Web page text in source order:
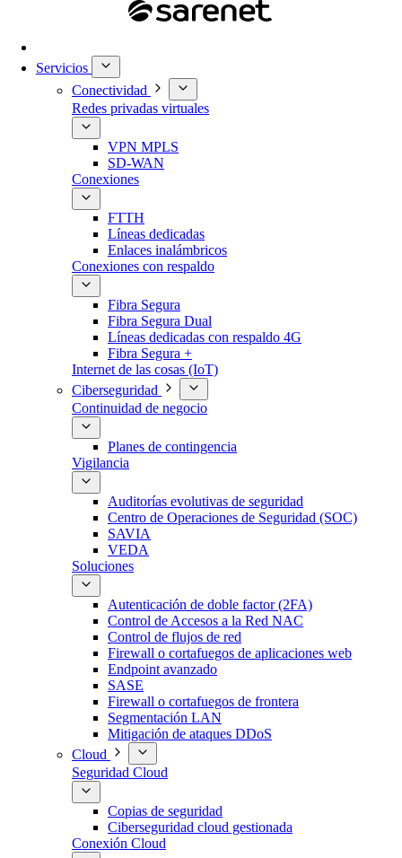
Servicios
Conectividad
Redes privadas virtuales
VPN MPLS
SD-WAN
Conexiones
FTTH
Líneas dedicadas
Enlaces inalámbricos
Conexiones con respaldo
Fibra Segura
Fibra Segura Dual
Líneas dedicadas con respaldo 4G
Fibra Segura +
Internet de las cosas (IoT)
Ciberseguridad
Continuidad de negocio
Planes de contingencia
Vigilancia
Auditorías evolutivas de seguridad
Centro de Operaciones de Seguridad (SOC)
SAVIA
VEDA
Soluciones
Autenticación de doble factor (2FA)
Control de Accesos a la Red NAC
Control de flujos de red
Firewall o cortafuegos de aplicaciones web
Endpoint avanzado
SASE
Firewall o cortafuegos de frontera
Segmentación LAN
Mitigación de ataques DDoS
Cloud
Seguridad Cloud
Copias de seguridad
Ciberseguridad cloud gestionada
Conexión Cloud